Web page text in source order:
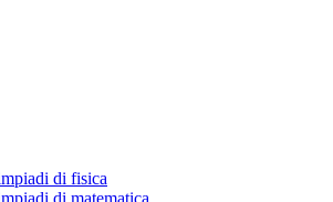
di fisica